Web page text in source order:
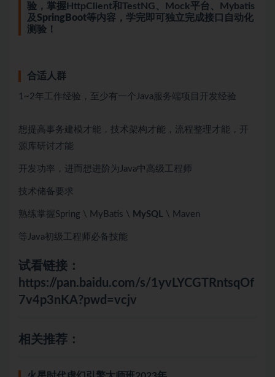
验，掌握HttpClient和TestNG、Mock平台、Mybatis
及 SpringBoot等内容，学完即可独立完成接口自动化
测验！
合适人群
1~2年工作经验，至少有一个Java服务端项目开发经验
想提高事务建模才能，技术架构才能，流程整理才能，开
源库研讨才能
开发功率，进而想进阶为Java中高级工程师
技术储备要求
熟练掌握Spring \ MyBatis \ MySQL \ Maven
等Java初级工程师必备技能
试看链接：
https://pan.baidu.com/s/1yvLYCGTRntsqOf
7v4p3nKA?pwd=vcjv
相关推荐：